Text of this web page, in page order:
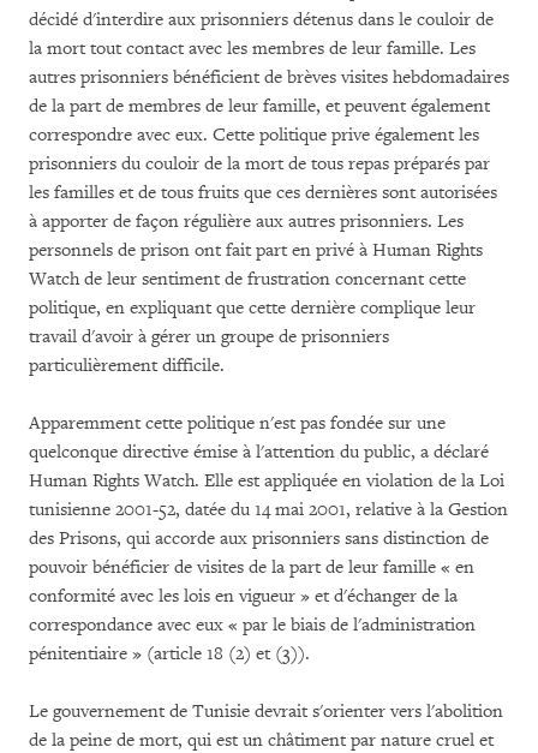
décidé d'interdire aux prisonniers détenus dans le couloir de
la mort tout contact avec les membres de leur famille. Les
autres prisonniers bénéficient de brèves visites hebdomadaires
de la part de membres de leur famille, et peuvent également
correspondre avec eux. Cette politique prive également les
prisonniers du couloir de la mort de tous repas préparés par
les familles et de tous fruits que ces dernières sont autorisées
à apporter de façon régulière aux autres prisonniers. Les
personnels de prison ont fait part en privé à Human Rights
Watch de leur sentiment de frustration concernant cette
politique, en expliquant que cette dernière complique leur
travail d'avoir à gérer un groupe de prisonniers
particulièrement difficile.
Apparemment cette politique n'est pas fondée sur une
quelconque directive émise à l'attention du public, a déclaré
Human Rights Watch. Elle est appliquée en violation de la Loi
tunisienne 2001-52, datée du 14 mai 2001, relative à la Gestion
des Prisons, qui accorde aux prisonniers sans distinction de
pouvoir bénéficier de visites de la part de leur famille « en
conformité avec les lois en vigueur » et d'échanger de la
correspondance avec eux « par le biais de l'administration
pénitentiaire » (article 18 (2) et (3)).
Le gouvernement de Tunisie devrait s'orienter vers l'abolition
de la peine de mort, qui est un châtiment par nature cruel et